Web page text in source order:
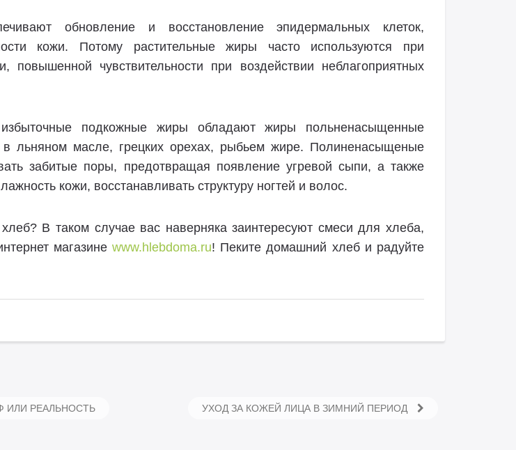
обновление и восстановление эпидермальных клеток,
кожи. Потому растительные жиры часто используются при
повышенной чувствительности при воздействии неблагоприятных
избыточные подкожные жиры обладают жиры польненасыщенные
льняном масле, грецких орехах, рыбьем жире. Полиненасыщеные
забитые поры, предотвращая появление угревой сыпи, а также
кожи, восстанавливать структуру ногтей и волос.
В таком случае вас наверняка заинтересуют смеси для хлеба,
магазинеwww.hlebdoma.ru! Пеките домашний хлеб и радуйте
ИЛИ РЕАЛЬНОСТЬ УХОД ЗА КОЖЕЙ ЛИЦА В ЗИМНИЙ ПЕРИОД